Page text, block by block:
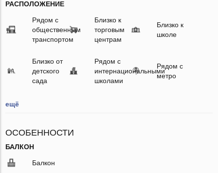
РАСПОЛОЖЕНИЕ
Рядом с
общественным
транспортом
Близко к
торговым
центрам
Близко к
школе
Близко от
детского
сада
Рядом с
интернациональными
школами
Рядом с
метро
ещё
ОСОБЕННОСТИ
БАЛКОН
Балкон